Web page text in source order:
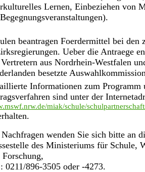
Lernen, Einbeziehen von
beantragen Foerdermittel bei den
Ueber die Antraege
aus Nordrhein-Westfalen
besetzte
Informationen zum Programm
sind unter der
miak/schule/
wenden Sie sich bitte an
des Ministeriums für Schule,
Forschung,
0211/896-3505 oder -4273.